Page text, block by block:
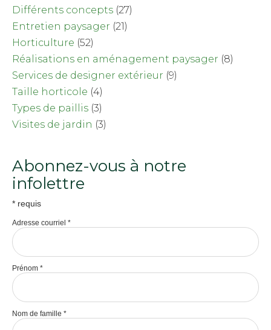
Différents concepts (27)
Entretien paysager (21)
Horticulture (52)
Réalisations en aménagement paysager (8)
Services de designer extérieur (9)
Taille horticole (4)
Types de paillis (3)
Visites de jardin (3)
Abonnez-vous à notre
infolettre
* requis
Adresse courriel *
Prénom *
Nom de famille *